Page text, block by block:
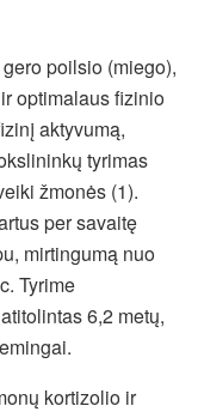
poilsio (miego),
optimalaus fizinio
aktyvumą,
tyrimas
žmonės (1).
per savaitę
mirtingumą nuo
Tyrime
6,2 metų,
kortizolio ir